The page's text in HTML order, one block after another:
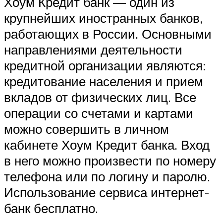
крупнейших иностранных банков,
работающих в России. Основными
направлениями деятельности
кредитной организации являются:
кредитование населения и прием
вкладов от физических лиц. Все
операции со счетами и картами
можно совершить в личном
кабинете Хоум Кредит банка. Вход
в него можно произвести по номеру
телефона или по логину и паролю.
Использование сервиса интернет-
банк бесплатно.